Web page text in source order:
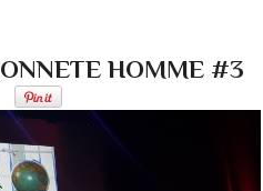
HOMME #3